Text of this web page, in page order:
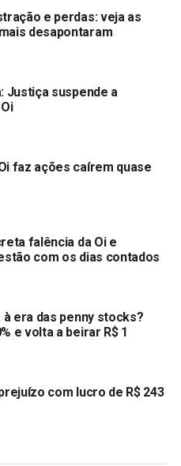
seguem estáveis com a
tem forte queda em
Prime
e perdas: veja as
desapontaram
Justiça suspende a
faz ações caírem quase
falência da Oi e
com os dias contados
à era das penny stocks?
e volta a beirar R$ 1
com lucro de R$ 243